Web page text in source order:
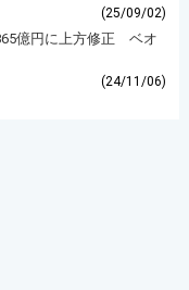
(25/09/02)
億円に上方修正 ベオ
(24/11/06)